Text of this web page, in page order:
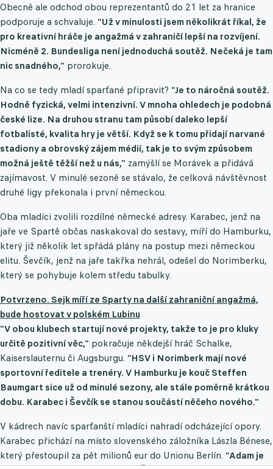
Obecně ale odchod obou reprezentantů do 21 let za hranice
podporuje a schvaluje. "Už v minulosti jsem několikrát říkal, že
pro kreativní hráče je angažmá v zahraničí lepší na rozvíjení.
Nicméně 2. Bundesliga není jednoduchá soutěž. Nečeká je tam
nic snadného," prorokuje.
Na co se tedy mladí sparťané připravit? "Je to náročná soutěž.
Hodně fyzická, velmi intenzivní. V mnoha ohledech je podobná
české lize. Na druhou stranu tam působí daleko lepší
fotbalisté, kvalita hry je větší. Když se k tomu přidají narvané
stadiony a obrovský zájem médií, tak je to svým způsobem
možná ještě těžší než u nás," zamýšlí se Morávek a přidává
zajímavost. V minulé sezoně se stávalo, že celková návštěvnost
druhé ligy překonala i první německou.
Oba mladíci zvolili rozdílné německé adresy. Karabec, jenž na
jaře ve Spartě občas naskakoval do sestavy, míří do Hamburku,
který již několik let spřádá plány na postup mezi německou
elitu. Ševčík, jenž na jaře takřka nehrál, odešel do Norimberku,
který se pohybuje kolem středu tabulky.
Potvrzeno. Sejk míří ze Sparty na další zahraniční angažmá,
bude hostovat v polském Lubinu
"V obou klubech startují nové projekty, takže to je pro kluky
určitě pozitivní věc,” pokračuje někdejší hráč Schalke,
Kaiserslauternu či Augsburgu. "HSV i Norimberk mají nové
sportovní ředitele a trenéry. V Hamburku je kouč Steffen
Baumgart sice už od minulé sezony, ale stále poměrně krátkou
dobu. Karabec i Ševčík se stanou součástí něčeho nového."
V kádrech navíc sparťanští mladíci nahradí odcházející opory.
Karabec přichází na místo slovenského záložníka Lászla Bénese,
který přestoupil za pět milionů eur do Unionu Berlín. "Adam je